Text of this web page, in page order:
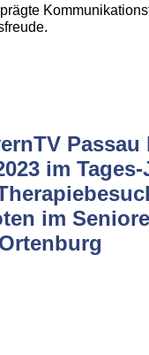
im
im